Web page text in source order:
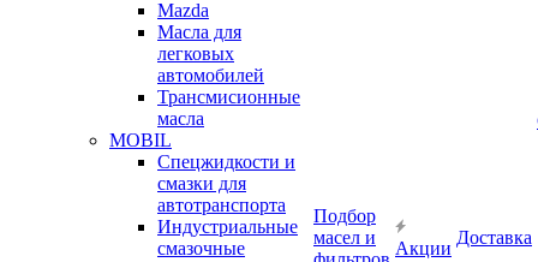
Mazda
Масла для
легковых
автомобилей
Трансмисионные
масла
MOBIL
Cпецжидкости и
смазки для
автотранспорта
Индустриальные
смазочные
Подбор
масел и
Акции
Доставка